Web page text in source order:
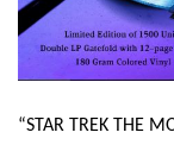
“STAR TREK THE